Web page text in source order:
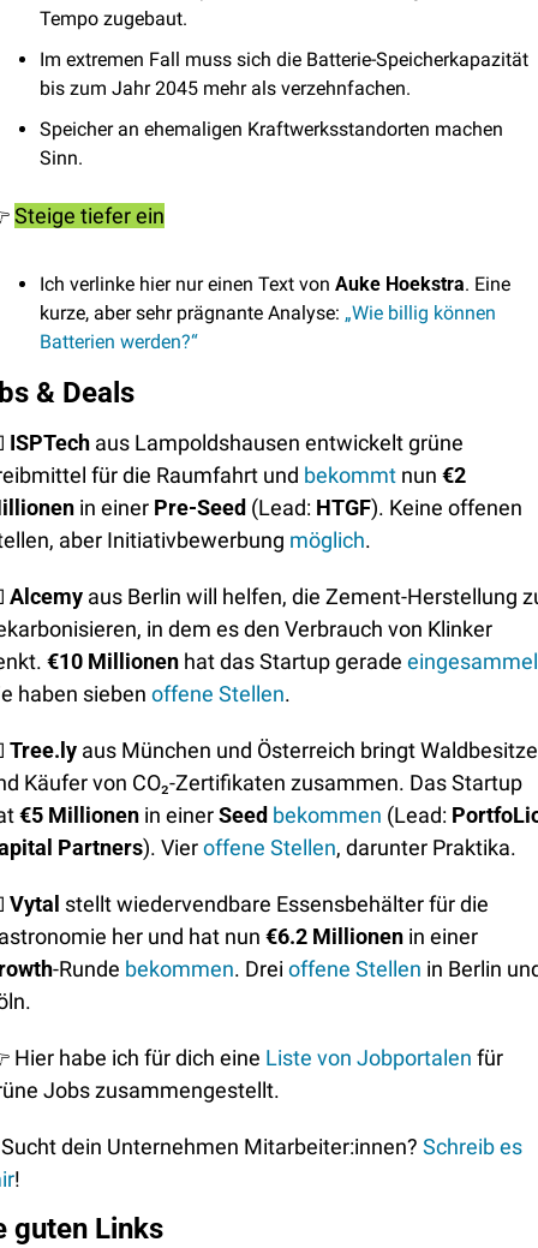
Tempo zugebaut.
Im extremen Fall muss sich die Batterie-Speicherkapazität
bis zum Jahr 2045 mehr als verzehnfachen.
Speicher an ehemaligen Kraftwerksstandorten machen
Sinn.
Steige tiefer ein
Ich verlinke hier nur einen Text von Auke Hoekstra. Eine
kurze, aber sehr prägnante Analyse: „Wie billig können
Batterien werden?“
& Deals
ISPTech aus Lampoldshausen entwickelt grüne
für die Raumfahrt und bekommt nun €2
in einer Pre-Seed (Lead: HTGF). Keine offenen
aber Initiativbewerbung möglich.
Alcemy aus Berlin will helfen, die Zement-Herstellung
in dem es den Verbrauch von Klinker
€10 Millionen hat das Startup gerade
haben sieben offene Stellen.
Tree.ly aus München und Österreich bringt
Käufer von CO₂-Zertifikaten zusammen. Das Startup
€5 Millionen in einer Seed bekommen (Lead:
Partners). Vier offene Stellen, darunter Praktika.
Vytal stellt wiedervendbare Essensbehälter für die
her und hat nun €6.2 Millionen
-Runde bekommen. Drei offene Stellen in Berlin
Hier habe ich für dich eine Liste von Jobportalen für
Jobs zusammengestellt.
dein Unternehmen Mitarbeiter:innen? Schreib es
!
guten Links